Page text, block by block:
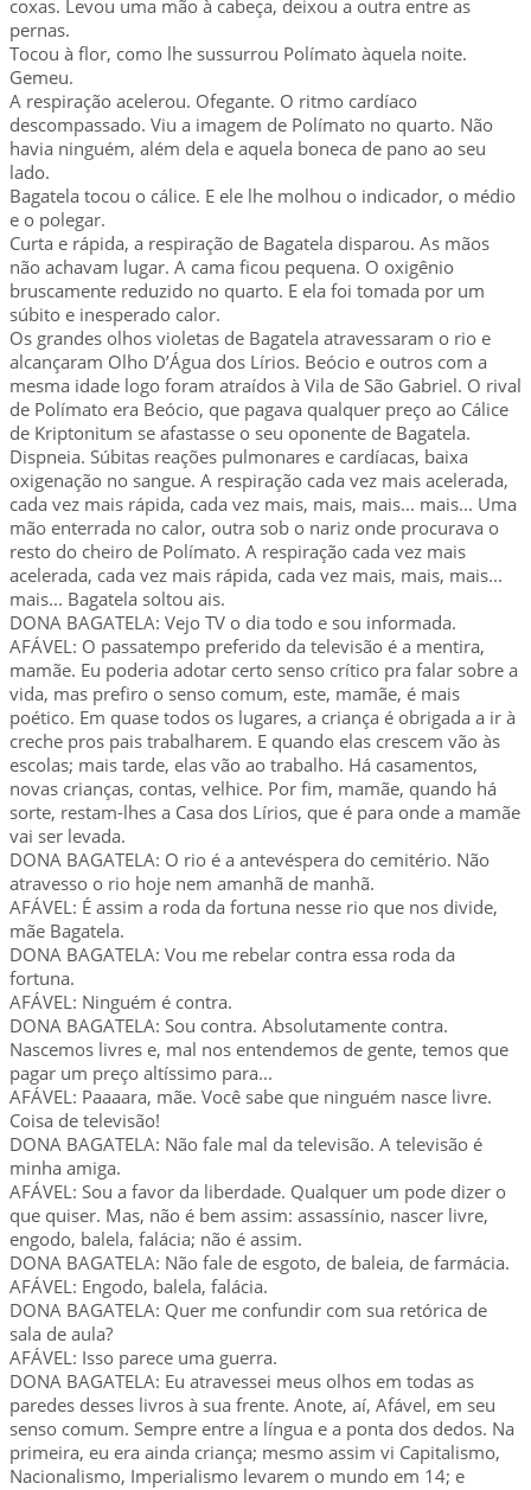
coxas. Levou uma mão à cabeça, deixou a outra entre as
pernas.
Tocou à flor, como lhe sussurrou Polímato àquela noite.
Gemeu.
A respiração acelerou. Ofegante. O ritmo cardíaco
descompassado. Viu a imagem de Polímato no quarto. Não
havia ninguém, além dela e aquela boneca de pano ao seu
lado.
Bagatela tocou o cálice. E ele lhe molhou o indicador, o médio
e o polegar.
Curta e rápida, a respiração de Bagatela disparou. As mãos
não achavam lugar. A cama ficou pequena. O oxigênio
bruscamente reduzido no quarto. E ela foi tomada por um
súbito e inesperado calor.
Os grandes olhos violetas de Bagatela atravessaram o rio e
alcançaram Olho D’Água dos Lírios. Beócio e outros com a
mesma idade logo foram atraídos à Vila de São Gabriel. O rival
de Polímato era Beócio, que pagava qualquer preço ao Cálice
de Kriptonitum se afastasse o seu oponente de Bagatela.
Dispneia. Súbitas reações pulmonares e cardíacas, baixa
oxigenação no sangue. A respiração cada vez mais acelerada,
cada vez mais rápida, cada vez mais, mais, mais... mais... Uma
mão enterrada no calor, outra sob o nariz onde procurava o
resto do cheiro de Polímato. A respiração cada vez mais
acelerada, cada vez mais rápida, cada vez mais, mais, mais...
mais... Bagatela soltou ais.
DONA BAGATELA: Vejo TV o dia todo e sou informada.
AFÁVEL: O passatempo preferido da televisão é a mentira,
mamãe. Eu poderia adotar certo senso crítico pra falar sobre a
vida, mas prefiro o senso comum, este, mamãe, é mais
poético. Em quase todos os lugares, a criança é obrigada a ir à
creche pros pais trabalharem. E quando elas crescem vão às
escolas; mais tarde, elas vão ao trabalho. Há casamentos,
novas crianças, contas, velhice. Por fim, mamãe, quando há
sorte, restam-lhes a Casa dos Lírios, que é para onde a mamãe
vai ser levada.
DONA BAGATELA: O rio é a antevéspera do cemitério. Não
atravesso o rio hoje nem amanhã de manhã.
AFÁVEL: É assim a roda da fortuna nesse rio que nos divide,
mãe Bagatela.
DONA BAGATELA: Vou me rebelar contra essa roda da
fortuna.
AFÁVEL: Ninguém é contra.
DONA BAGATELA: Sou contra. Absolutamente contra.
Nascemos livres e, mal nos entendemos de gente, temos que
pagar um preço altíssimo para...
AFÁVEL: Paaaara, mãe. Você sabe que ninguém nasce livre.
Coisa de televisão!
DONA BAGATELA: Não fale mal da televisão. A televisão é
minha amiga.
AFÁVEL: Sou a favor da liberdade. Qualquer um pode dizer o
que quiser. Mas, não é bem assim: assassínio, nascer livre,
engodo, balela, falácia; não é assim.
DONA BAGATELA: Não fale de esgoto, de baleia, de farmácia.
AFÁVEL: Engodo, balela, falácia.
DONA BAGATELA: Quer me confundir com sua retórica de
sala de aula?
AFÁVEL: Isso parece uma guerra.
DONA BAGATELA: Eu atravessei meus olhos em todas as
paredes desses livros à sua frente. Anote, aí, Afável, em seu
senso comum. Sempre entre a língua e a ponta dos dedos. Na
primeira, eu era ainda criança; mesmo assim vi Capitalismo,
Nacionalismo, Imperialismo levarem o mundo em 14; e